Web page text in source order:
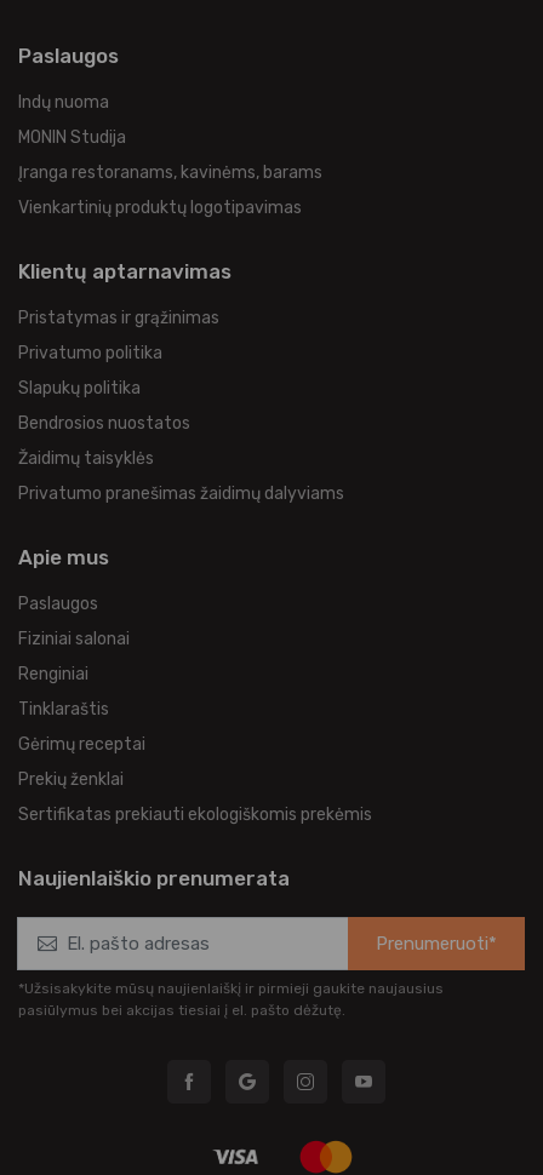
Paslaugos
Indų nuoma
MONIN Studija
Įranga restoranams, kavinėms, barams
Vienkartinių produktų logotipavimas
Klientų aptarnavimas
Pristatymas ir grąžinimas
Privatumo politika
Slapukų politika
Bendrosios nuostatos
Žaidimų taisyklės
Privatumo pranešimas žaidimų dalyviams
Apie mus
Paslaugos
Fiziniai salonai
Renginiai
Tinklaraštis
Gėrimų receptai
Prekių ženklai
Sertifikatas prekiauti ekologiškomis prekėmis
Naujienlaiškio prenumerata
Prenumeruoti*
*Užsisakykite mūsų naujienlaiškį ir pirmieji gaukite naujausius
pasiūlymus bei akcijas tiesiai į el. pašto dėžutę.